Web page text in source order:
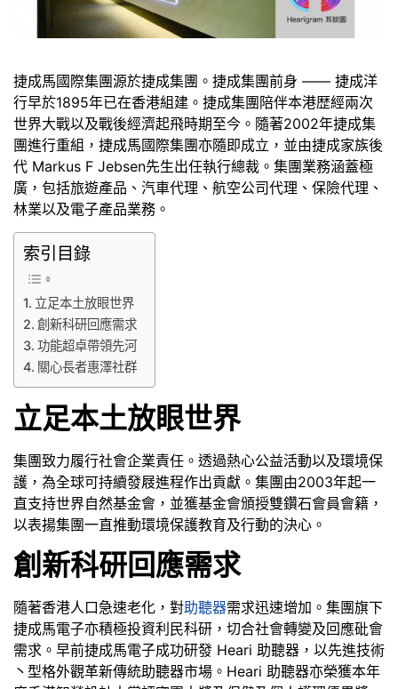
捷成馬國際集團源於捷成集團。捷成集團前身 —— 捷成洋
行早於1895年已在香港組建。捷成集團陪伴本港歴經兩次
世界大戰以及戰後經濟起飛時期至今。隨著2002年捷成集
團進行重組，捷成馬國際集團亦隨即成立，並由捷成家族後
代 Markus F Jebsen先生出任執行總裁。集團業務涵蓋極
廣，包括旅遊產品、汽車代理、航空公司代理、保險代理、
林業以及電子產品業務。
索引目錄
立足本土放眼世界
創新科研回應需求
功能超卓帶領先河
關心長者惠澤社群
立足本土放眼世界
集團致力履行社會企業責任。透過熱心公益活動以及環境保
護，為全球可持續發屐進程作出貢獻。集團由2003年起一
直支持世界自然基金會，並獲基金會頒授雙鑽石會員會籍，
以表揚集團一直推動環境保護教育及行動的決心。
創新科研回應需求
隨著香港人口急速老化，對助聽器需求迅速增加。集團旗下
捷成馬電子亦積極投資利民科研，切合社會轉變及回應砒會
需求。早前捷成馬電子成功研發 Heari 助聽器，以先進技術
丶型格外觀革新傳統助聽器市場。Heari 助聽器亦榮獲本年